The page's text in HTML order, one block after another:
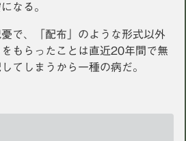
なる。
で、「配布」のような形式以外
もらったことは直近20年間で無
てしまうから一種の病だ。